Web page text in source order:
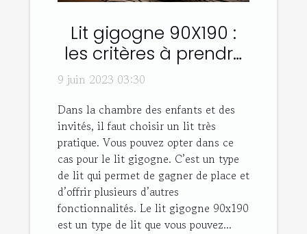
Lit gigogne 90X190 :
les critères à prendre
en compte son choix
9 juin 2023 03:30
Dans la chambre des enfants et des
invités, il faut choisir un lit très
pratique. Vous pouvez opter dans ce
cas pour le lit gigogne. C’est un type
de lit qui permet de gagner de place et
d’offrir plusieurs d’autres
fonctionnalités. Le lit gigogne 90x190
est un type de lit que vous pouvez...